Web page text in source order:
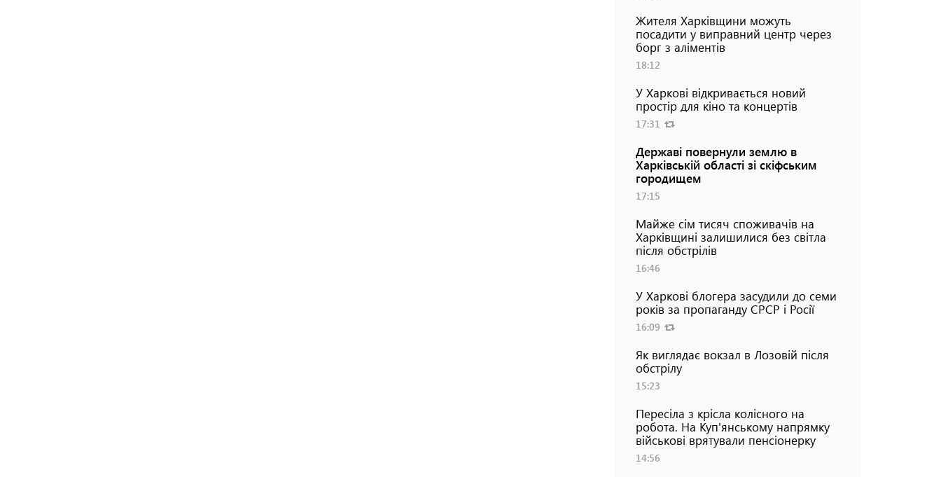
Жителя Харківщини можуть
посадити у виправний центр через
борг з аліментів
18:12
У Харкові відкривається новий
простір для кіно та концертів
17:31
Державі повернули землю в
Харківській області зі скіфським
городищем
17:15
Майже сім тисяч споживачів на
Харківщині залишилися без світла
після обстрілів
16:46
У Харкові блогера засудили до семи
років за пропаганду СРСР і Росії
16:09
Як виглядає вокзал в Лозовій після
обстрілу
15:23
Пересіла з крісла колісного на
робота. На Куп'янському напрямку
військові врятували пенсіонерку
14:56